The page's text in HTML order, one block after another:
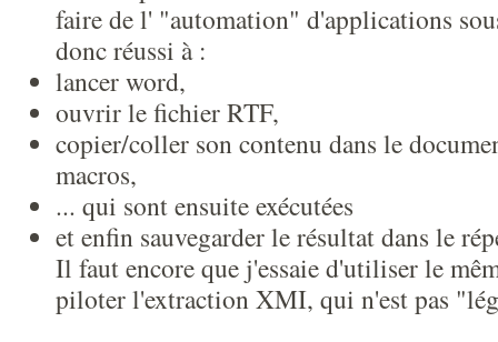
faire de l' "automation" d'applications
donc réussi à :
lancer word,
ouvrir le fichier RTF,
copier/coller son contenu dans le
macros,
... qui sont ensuite exécutées
et enfin sauvegarder le résultat dans le
Il faut encore que j'essaie d'utiliser le
piloter l'extraction XMI, qui n'est pas